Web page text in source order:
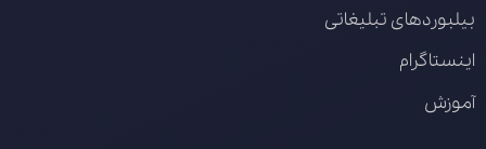
بیلبوردهای تبلیغاتی
اینستاگرام
آموزش